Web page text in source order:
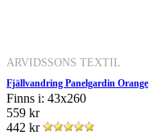
ARVIDSSONS TEXTIL
Fjällvandring Panelgardin Orange
Finns i: 43x260
559 kr
442 kr